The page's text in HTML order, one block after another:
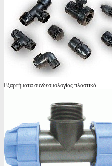
Εξαρτήματα συνδεσμολογίας πλαστικά